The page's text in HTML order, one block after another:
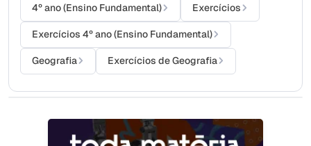
4º ano (Ensino Fundamental) Exercícios
Exercícios 4º ano (Ensino Fundamental)
Geografia Exercícios de Geografia